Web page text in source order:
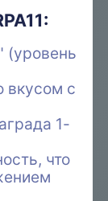
(уровень
вкусом с
1-
что